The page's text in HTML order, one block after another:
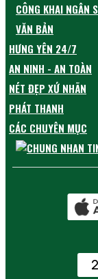
CÔNG KHAI NGÂN
VĂN BẢN
HƯNG YÊN 24/7
AN NINH - AN TOÀN
NÉT ĐẸP XỨ NHÃN
PHÁT THANH
CÁC CHUYÊN MỤC